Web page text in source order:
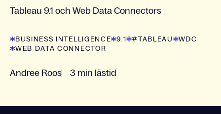
Tableau 9.1 och Web Data Connectors
BUSINESS INTELLIGENCE 9.1 #TABLEAU
WDC
WEB DATA CONNECTOR
Andree Roos 3 min lästid